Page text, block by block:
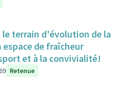
terrain d'évolution de la
de fraîcheur
et à la convivialité!
Retenue